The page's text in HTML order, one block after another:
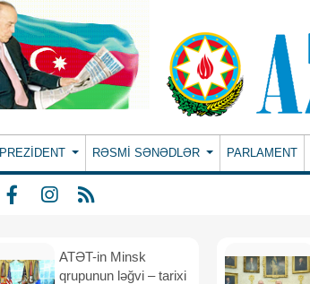
PREZIDENT RƏSMI SƏNƏDLƏR PARLAMENT
ATƏT-in Minsk
qrupunun ləğvi – tarixi